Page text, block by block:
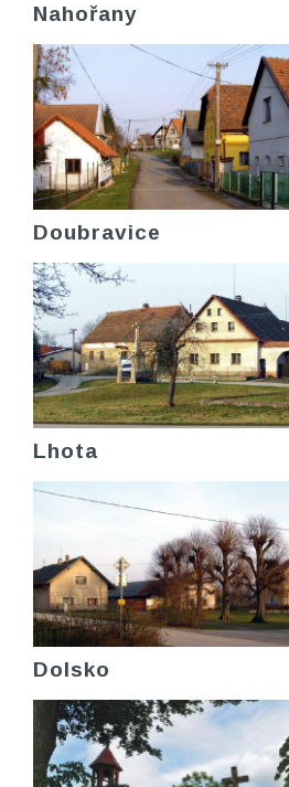
Nahořany
Doubravice
Lhota
Dolsko